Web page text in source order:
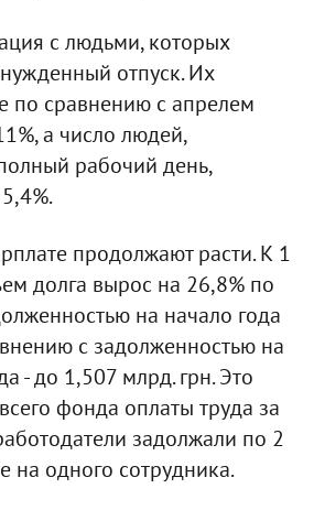
с людьми, которых
отпуск. Их
по сравнению с апрелем
а число людей,
рабочий день,
продолжают расти. К 1
долга вырос на 26,8% по
на начало года
с задолженностью на
- до 1,507 млрд. грн. Это
фонда оплаты труда за
задолжали по 2
на одного сотрудника.